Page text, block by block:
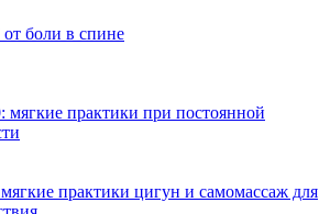
боли в спине
мягкие практики при постоянной
практики цигун и самомассаж для